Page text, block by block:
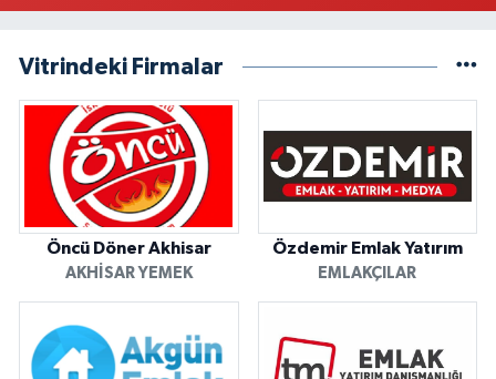
Vitrindeki Firmalar
Öncü Döner Akhisar
AKHISAR YEMEK
Özdemir Emlak Yatırım
EMLAKÇILAR